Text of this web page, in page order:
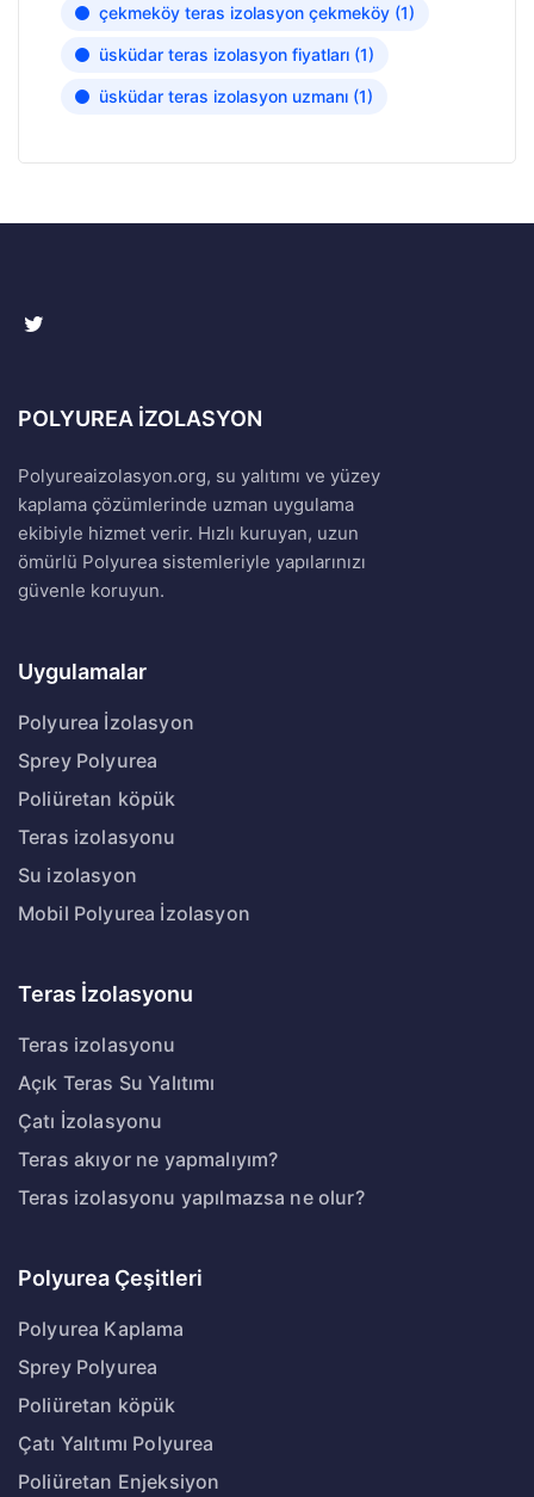
çekmeköy teras izolasyon çekmeköy (1)
üsküdar teras izolasyon fiyatları (1)
üsküdar teras izolasyon uzmanı (1)
POLYUREA İZOLASYON
Polyureaizolasyon.org, su yalıtımı ve yüzey
kaplama çözümlerinde uzman uygulama
ekibiyle hizmet verir. Hızlı kuruyan, uzun
ömürlü Polyurea sistemleriyle yapılarınızı
güvenle koruyun.
Uygulamalar
Polyurea İzolasyon
Sprey Polyurea
Poliüretan köpük
Teras izolasyonu
Su izolasyon
Mobil Polyurea İzolasyon
Teras İzolasyonu
Teras izolasyonu
Açık Teras Su Yalıtımı
Çatı İzolasyonu
Teras akıyor ne yapmalıyım?
Teras izolasyonu yapılmazsa ne olur?
Polyurea Çeşitleri
Polyurea Kaplama
Sprey Polyurea
Poliüretan köpük
Çatı Yalıtımı Polyurea
Poliüretan Enjeksiyon